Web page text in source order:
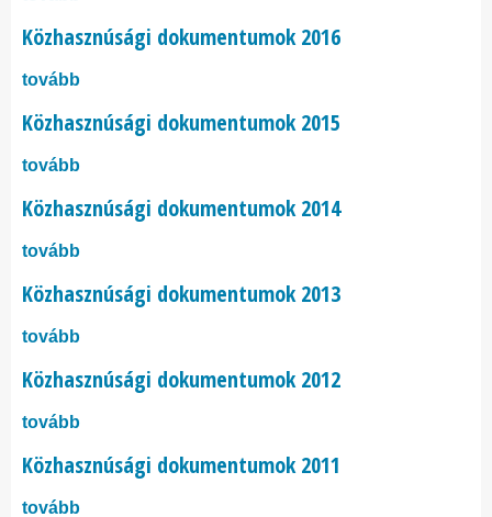
Közhasznúsági dokumentumok 2016
tovább
Közhasznúsági dokumentumok 2015
tovább
Közhasznúsági dokumentumok 2014
tovább
Közhasznúsági dokumentumok 2013
tovább
Közhasznúsági dokumentumok 2012
tovább
Közhasznúsági dokumentumok 2011
tovább